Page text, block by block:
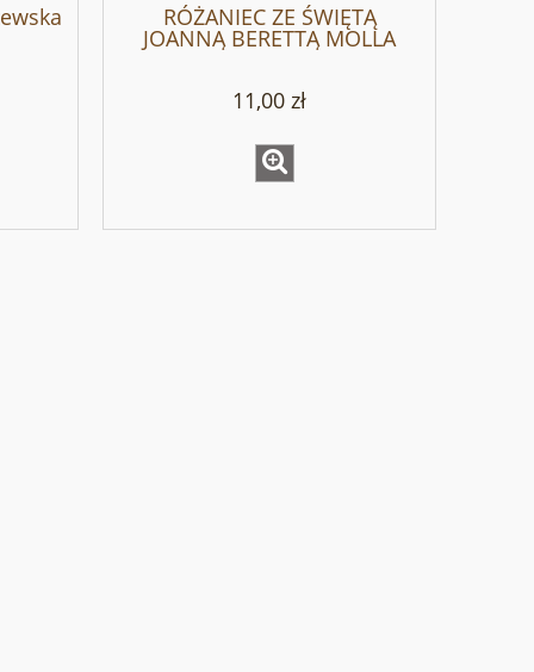
RÓŻANIEC ZE ŚWIĘTĄ
JOANNĄ BERETTĄ MOLLA
11,00 zł